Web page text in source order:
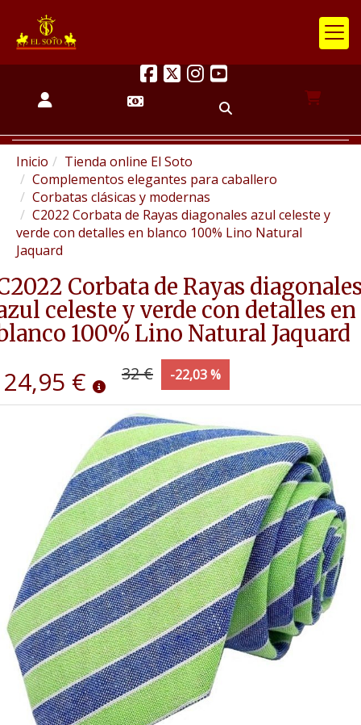
Inicio
Tienda online El Soto
Complementos elegantes para caballero
Corbatas clásicas y modernas
C2022 Corbata de Rayas diagonales azul celeste y
verde con detalles en blanco 100% Lino Natural
Jaquard
Corbata de Rayas
celeste y verde con detalles en
100% Lino Natural Jaquard
24,95 € 32 € -22,03 %